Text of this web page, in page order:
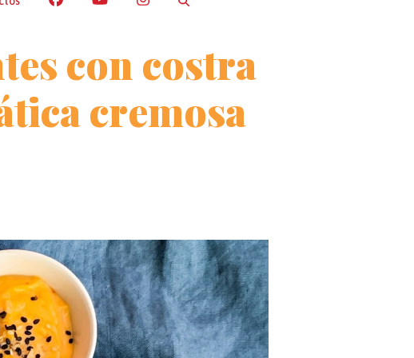
con costra
cremosa